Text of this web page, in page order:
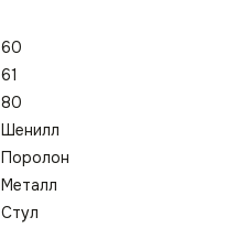
60
61
80
Шенилл
Поролон
Металл
Стул